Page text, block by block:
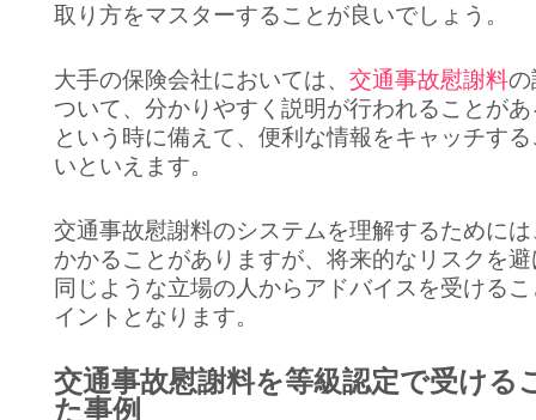
取り方をマスターすることが良いでしょう。
大手の保険会社においては、 交通事故慰謝料の
ついて、分かりやすく説明が行われることが
という時に備えて、便利な情報をキャッチす
いといえます。
交通事故慰謝料のシステムを理解するために
かかることがありますが、将来的なリスクを
同じような立場の人からアドバイスを受ける
イントとなります。
交通事故慰謝料を等級認定で受ける
た事例